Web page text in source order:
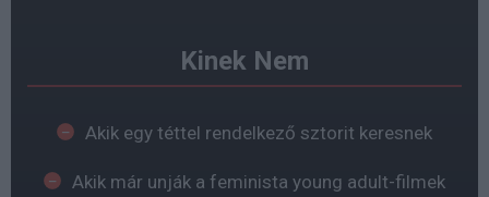
Kinek Nem
Akik egy téttel rendelkező sztorit keresnek
Akik már unják a feminista young adult-filmek